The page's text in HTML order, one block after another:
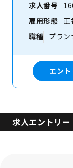
求人番号
雇用形態 正
職種
プラン
エン
求人エントリー